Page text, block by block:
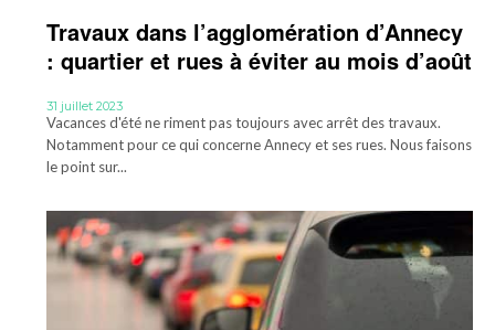
Travaux dans l’agglomération d’Annecy
: quartier et rues à éviter au mois d’août
31 juillet 2023
Vacances d'été ne riment pas toujours avec arrêt des travaux.
Notamment pour ce qui concerne Annecy et ses rues. Nous faisons
le point sur...